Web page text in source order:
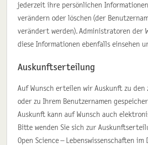
jederzeit ihre persönlichen
verändern oder löschen (der
verändert werden). Administratoren der
diese Informationen ebenfalls einsehen
Auskunftserteilung
Auf Wunsch erteilen wir Auskunft zu den
oder zu Ihrem Benutzernamen
Auskunft kann auf Wunsch auch
Bitte wenden Sie sich zur
Open Science – Lebenswissenschaften im